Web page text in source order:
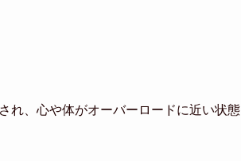
れ、心や体がオーバーロードに近い状態